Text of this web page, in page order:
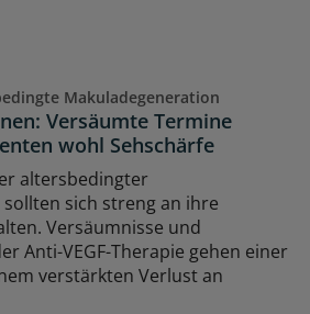
Makuladegeneration
Versäumte Termine
wohl Sehschärfe
altersbedingter
sich streng an ihre
Versäumnisse und
Anti-VEGF-Therapie gehen einer
verstärkten Verlust an